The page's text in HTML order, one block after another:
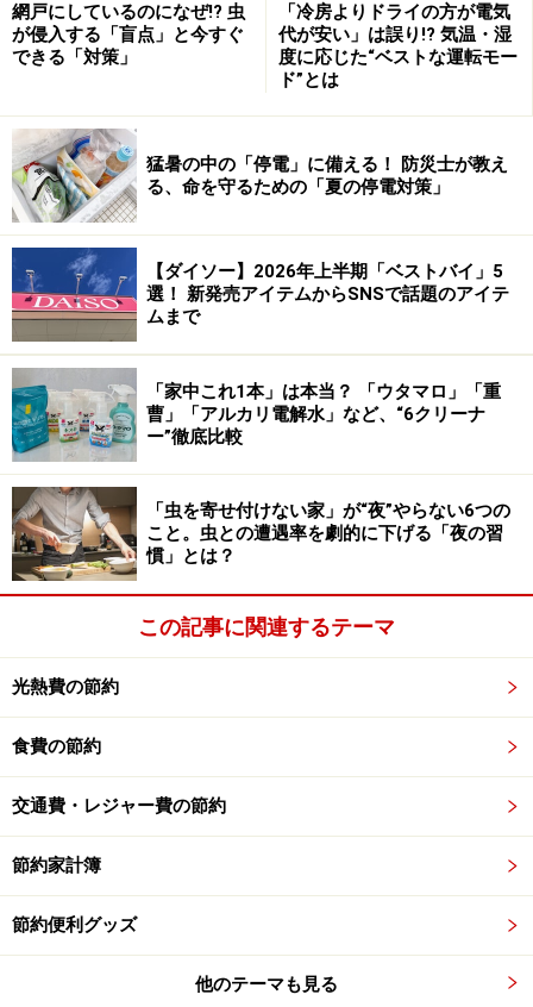
ステンレスボトル自体の寿命は前述したとおりですが、
パッキンには年月で決められた寿命があります。
真空二重構造のステンレスボトルにはパッキンが使われ
ているものがほとんど。どのメーカーも、パッキンは1
年を目安に交換することを推奨しています。そのため、
ボトルを長く使いたいのであれば、パッキンを単品で購
入できるメーカーのものがおすすめです。購入する前に
製品番号を調べ、そのボトルにあうパッキンが購入でき
るかどうか、検索するといいでしょう。
真空二重構造のステンレスボトルを長く使
うためには？
真空二重構造のステンレスボトルを長く使うためには、
正しいお手入れが必要です。以下の5つの点に注意して
お手入れをするのがいいでしょう。
▼毎回、柔らかいスポンジで洗う
当たり前のことですが、使ったら必ず洗うようにしまし
らかいスポンジでボトルの内部まで洗います。洗剤は、
中性の食器洗い用洗剤を使ってください。洗う際は、パ
ッキンを全て外して洗ってくださいね。
▼しっかりと乾燥させる
網戸にしているのになぜ!? 虫
が侵入する「盲点」と今すぐ
できる「対策」
「冷房よりドライの方が電気
代が安い」は誤り!? 気温・湿
度に応じた“ベストな運転モー
ド”とは
猛暑の中の「停電」に備える！ 防災士が教え
る、命を守るための「夏の停電対策」
【ダイソー】2026年上半期「ベストバイ」5
選！ 新発売アイテムからSNSで話題のアイテ
ムまで
「家中これ1本」は本当？ 「ウタマロ」「重
曹」「アルカリ電解水」など、“6クリーナ
ー”徹底比較
「虫を寄せ付けない家」が“夜”やらない6つの
こと。虫との遭遇率を劇的に下げる「夜の習
慣」とは？
この記事に関連するテーマ
光熱費の節約
食費の節約
交通費・レジャー費の節約
節約家計簿
節約便利グッズ
他のテーマも見る